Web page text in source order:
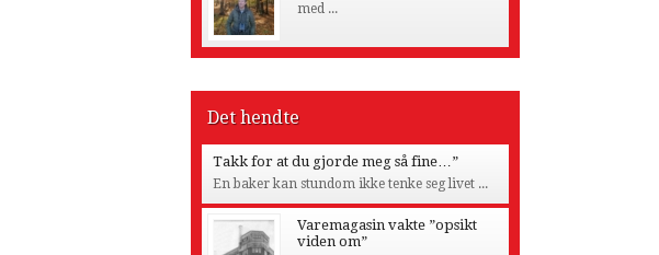
med ...
Det hendte
Takk for at du gjorde meg så fine…”
En baker kan stundom ikke tenke seg livet ...
Varemagasin vakte ”opsikt
viden om”